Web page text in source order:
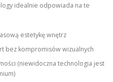
idealnie odpowiada na te
estetykę wnętrz
bez kompromisów wizualnych
(niewidoczna technologia jest